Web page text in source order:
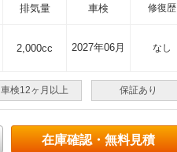
排気量 車検 修復歴
2,000cc 2027年06月 なし
車検12ヶ月以上 保証あり
在庫確認・無料見積